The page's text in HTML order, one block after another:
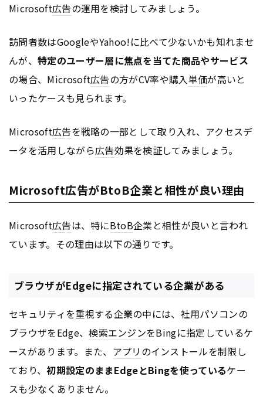
Microsoft広告の運用を検討してみましょう。
訪問者数はGoogleやYahoo!に比べて少ないかも知れませ
んが、 特定のユーザー層に焦点を当てた商品やサービス
の場合、Microsoft広告の方がCV率や購入単価が高いと
いったケースも見られます。
Microsoft広告を戦略の一部として取り入れ、アクセスデ
ータを活用しながら広告効果を検証してみましょう。
Microsoft広告がBtoB企業と相性が良い理由
Microsoft広告は、特にBtoB企業と相性が良いと言われ
ています。その理由は以下の通りです。
ブラウザがEdgeに指定されている企業がある
セキュリティを重視する企業の中には、社用パソコンの
ブラウザをEdge、検索エンジンをBingに指定しているケ
ースがあります。また、 アプリ のインストールを制限し
ており、初期設定のままEdgeとBingを使っているケー
スも少なくありません。